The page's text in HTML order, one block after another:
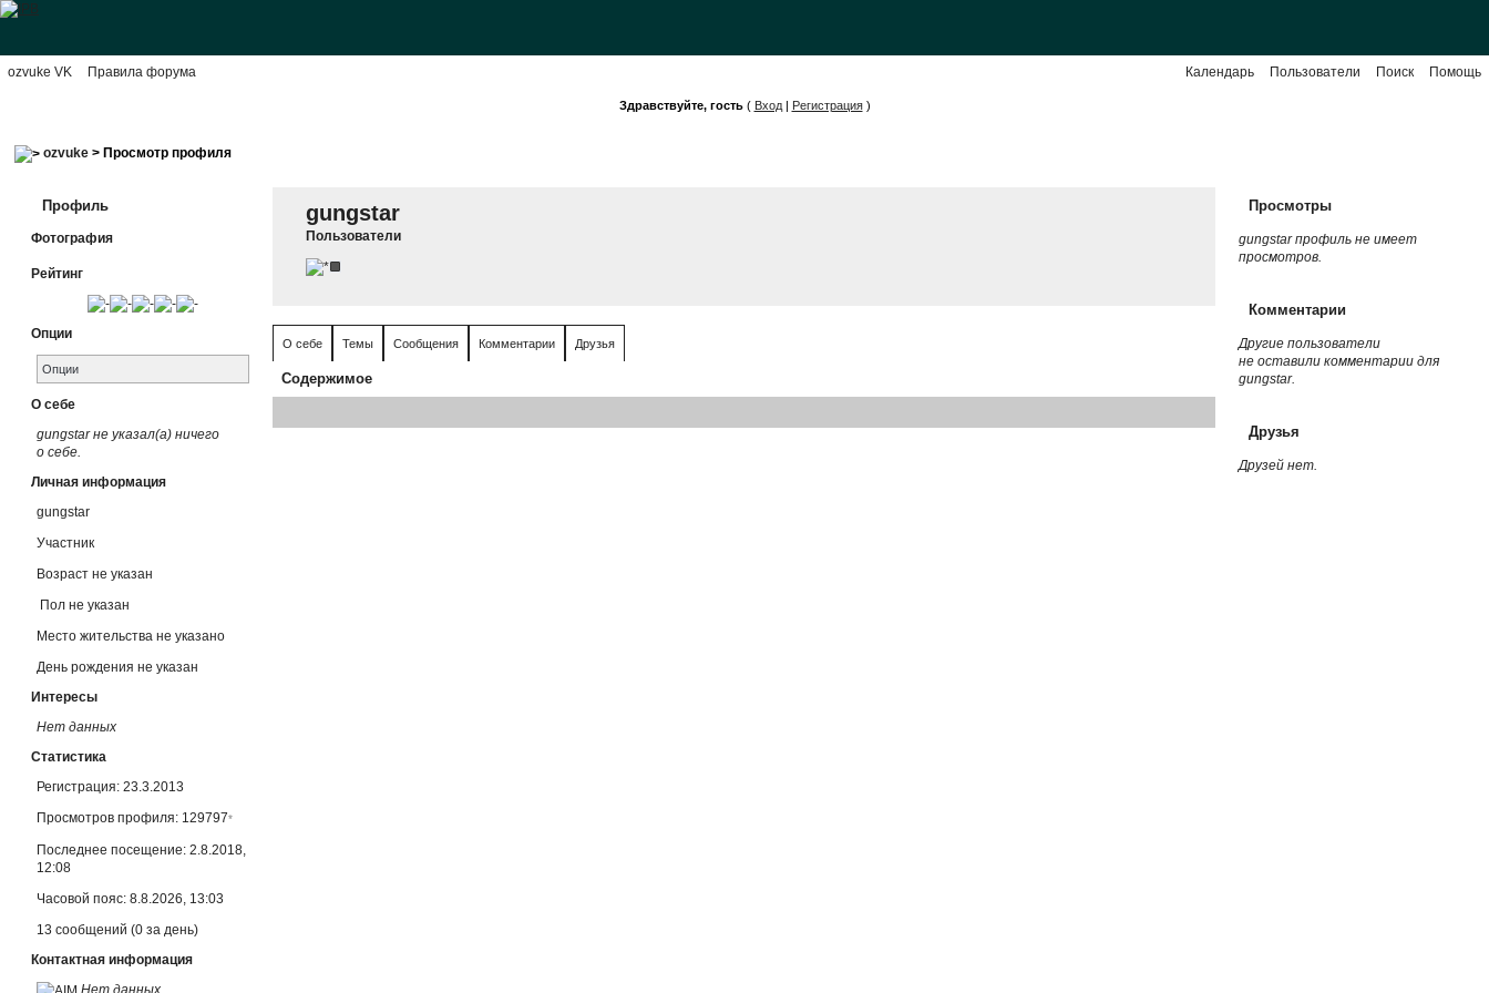
ozvuke VK Правила форума Помощь
Поиск
Пользователи
Календарь
Здравствуйте, гость( Вход| Регистрация)
ozvuke > Просмотр профиля
Профиль
Фотография
Рейтинг
Опции
Опции
О себе
gungstar не указал(а) ничего
о себе.
Личная информация
gungstar
Участник
Возраст не указан
Пол не указан
Место жительства не указано
День рождения не указан
Интересы
Нет данных
Статистика
Регистрация: 23.3.2013
Просмотров профиля: 129797*
Последнее посещение: 2.8.2018,
12:08
Часовой пояс: 8.8.2026, 13:03
13 сообщений (0 за день)
Контактная информация
Нет данных
gungstar
Пользователи
О себе Темы Сообщения Комментарии Друзья
Содержимое
Просмотры
gungstar профиль не имеет
просмотров.
Комментарии
Другие пользователи
не оставили комментарии для
gungstar.
Друзья
Друзей нет.